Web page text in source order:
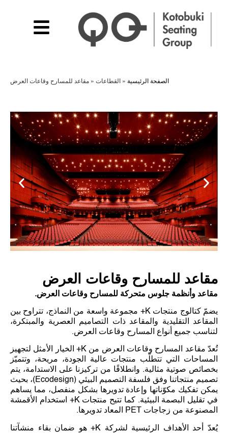
الصفحة الرئيسية » القطاعات » مقاعد للمسارح وقاعات العرض
مقاعد للمسارح وقاعات العرض
مقاعد وأنظمة جلوس متحركة للمسارح وقاعات العرض.
يضمّ كتالوج منتجات K+ مجموعة واسعة من النماذج، تتراوح بين
المقاعد التقليدية والمقاعد ذات التصاميم العصرية والمبتكرة،
لتناسب جميع أنواع المسارح وقاعات العرض.
تُعدّ مقاعد المسارح وقاعات العرض من K+ الخيار الأمثل لتجهيز
المساحات التي تتطلّب منتجات عالية الجودة، مريحة، وتتميّز
بخصائص صوتية مثالية. وانطلاقًا من تركيزنا على الاستدامة، يتم
تصميم منتجاتنا وفق فلسفة التصميم البيئي )Ecodesign(، بحيث
يمكن تفكيك مكوّناتها وإعادة تدويرها بشكل منفصل، مما يساهم
في تقليل البصمة البيئية. كما تتيح منتجات K+ استخدام الأقمشة
المصنوعة من زجاجات PET المعاد تدويرها.
يُعدّ أحد الأهداف الرئيسية لشركة K+ هو ضمان بقاء منشآتنا